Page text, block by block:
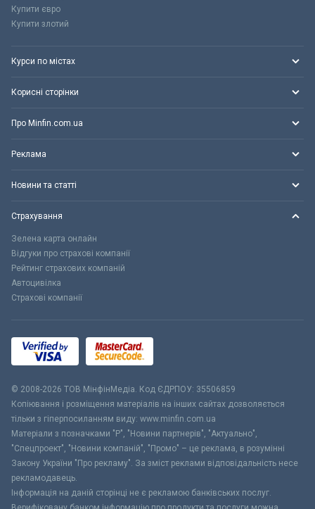
Купити євро
Купити злотий
Курси по містах
Корисні сторінки
Про Minfin.com.ua
Реклама
Новини та статті
Страхування
Зелена карта онлайн
Відгуки про страхові компанії
Рейтинг страхових компаній
Автоцивілка
Страхові компанії
© 2008-2026 ТОВ МiнфiнМедiа. Код ЄДРПОУ: 35506859
Копіювання і розміщення матеріалів на інших сайтах дозволяється
тільки з гіперпосиланням виду: www.minfin.com.ua
Матеріали з позначками "Р", "Новини партнерів", "Актуально",
"Спецпроект", "Новини компаній", "Промо" – це реклама, в розумінні
Закону України "Про рекламу". За зміст реклами відповідальність несе
рекламодавець.
Інформація на даній сторінці не є рекламою банківських послуг.